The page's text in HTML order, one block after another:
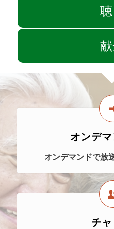
聴
オンデ
オンデマンドで放
チ